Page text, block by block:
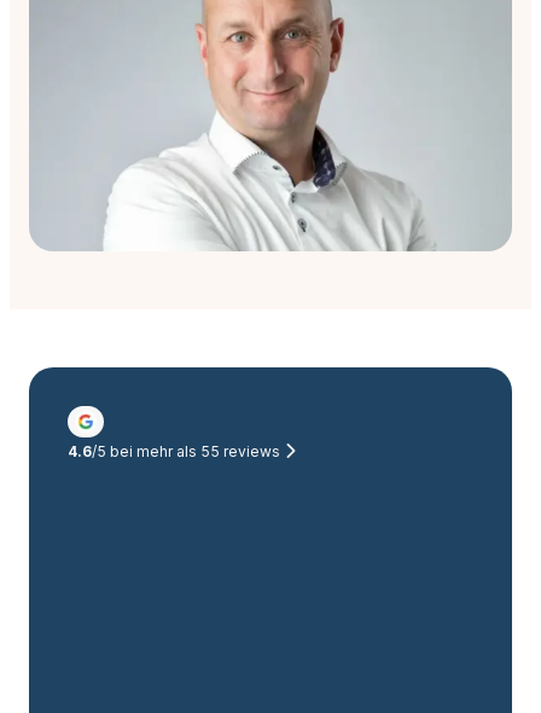
4.6/5 bei mehr als 55 reviews